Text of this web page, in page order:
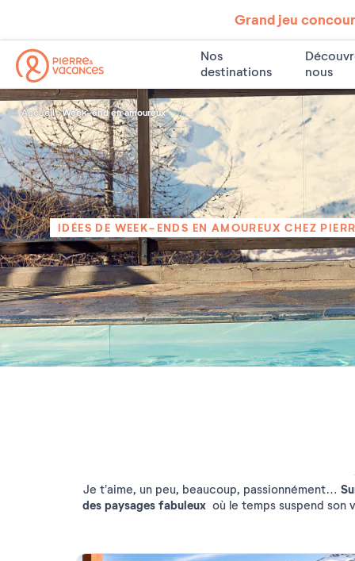
Grand jeu
Nos
destinations
nous
Accueil Week-end en amoureux
IDÉES DE WEEK-ENDS EN AMOUREUX CHEZ
Je t’aime, un peu, beaucoup, passionnément…
des paysages fabuleux où le temps suspend son
Pierre &